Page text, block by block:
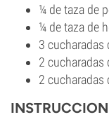
¼ de taza de
¼ de taza de
3 cucharadas
2 cucharadas
2 cucharadas